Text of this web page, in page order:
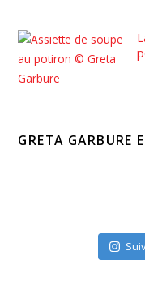
GRETA GARBURE